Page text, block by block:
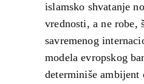
islamsko shvatanje
vrednosti, a ne robe,
savremenog
modela evropskog
determiniše ambijent